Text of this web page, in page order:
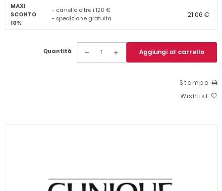
MAXI
SCONTO
10%
- carrello oltre i 120 €
- spedizione gratuita
21,06 €
Quantità Aggiungi al carrello
Stampa
Wishlist